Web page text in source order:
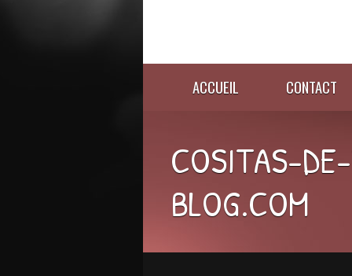
ACCUEIL CONTACT
COSITAS-
BLOG.COM